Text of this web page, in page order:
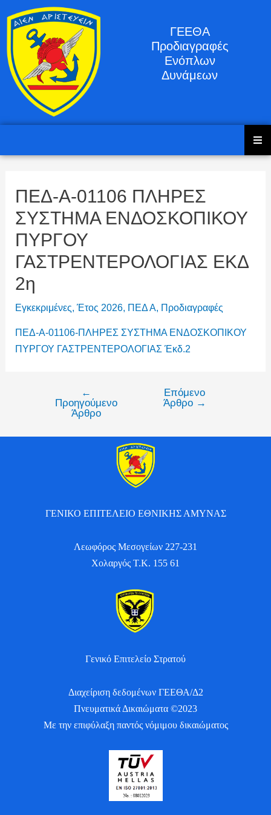
ΓΕΕΘΑ
Προδιαγραφές
Ενόπλων
Δυνάμεων
ΠΕΔ-Α-01106 ΠΛΗΡΕΣ
ΣΥΣΤΗΜΑ ΕΝΔΟΣΚΟΠΙΚΟΥ
ΠΥΡΓΟΥ
ΓΑΣΤΡΕΝΤΕΡΟΛΟΓΙΑΣ ΕΚΔ
2η
Εγκεκριμένες, Έτος 2026, ΠΕΔ Α, Προδιαγραφές
ΠΕΔ-Α-01106-ΠΛΗΡΕΣ ΣΥΣΤΗΜΑ ΕΝΔΟΣΚΟΠΙΚΟΥ
ΠΥΡΓΟΥ ΓΑΣΤΡΕΝΤΕΡΟΛΟΓΙΑΣ Έκδ.2
←
Προηγούμενο
Άρθρο
Επόμενο
Άρθρο →
ΓΕΝΙΚΟ ΕΠΙΤΕΛΕΙΟ ΕΘΝΙΚΗΣ ΑΜΥΝΑΣ
Λεωφόρος Μεσογείων 227-231
Χολαργός Τ.Κ. 155 61
Γενικό Επιτελείο Στρατού
Διαχείριση δεδομένων ΓΕΕΘΑ/Δ2
Πνευματικά Δικαιώματα ©2023
Με την επιφύλαξη παντός νόμιμου δικαιώματος